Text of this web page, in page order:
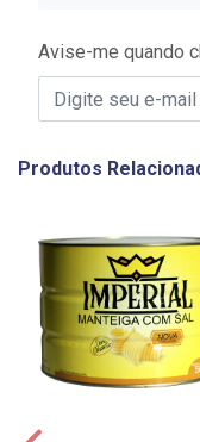
Avise-me quando
Produtos